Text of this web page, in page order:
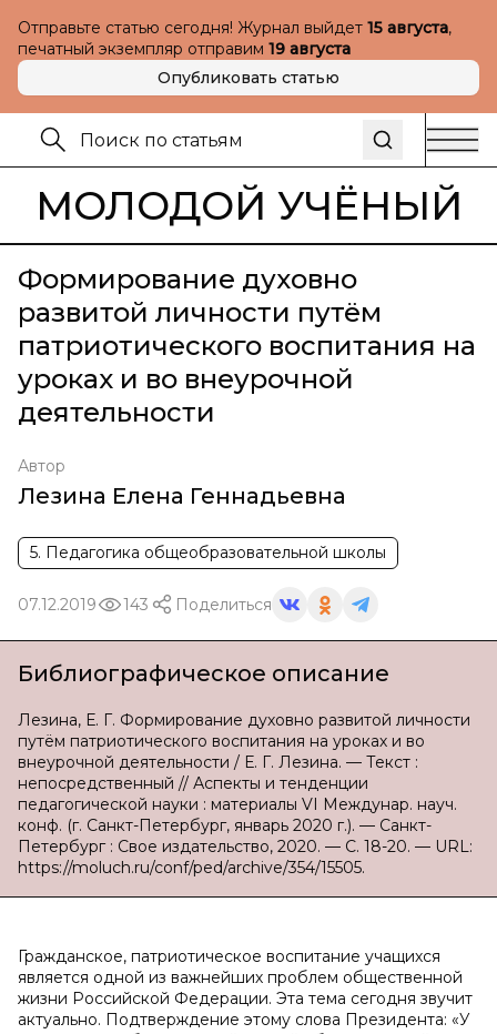
Отправьте статью сегодня! Журнал выйдет 15 августа,
печатный экземпляр отправим 19 августа
Опубликовать статью
МОЛОДОЙ УЧЁНЫЙ
Формирование духовно
развитой личности путём
патриотического воспитания на
уроках и во внеурочной
деятельности
Автор
Лезина Елена Геннадьевна
5. Педагогика общеобразовательной школы
07.12.2019 143 Поделиться
Библиографическое описание
Лезина, Е. Г. Формирование духовно развитой личности
путём патриотического воспитания на уроках и во
внеурочной деятельности / Е. Г. Лезина. — Текст :
непосредственный // Аспекты и тенденции
педагогической науки : материалы VI Междунар. науч.
конф. (г. Санкт-Петербург, январь 2020 г.). — Санкт-
Петербург : Свое издательство, 2020. — С. 18-20. — URL:
https://moluch.ru/conf/ped/archive/354/15505.
Гражданское, патриотическое воспитание учащихся
является одной из важнейших проблем общественной
жизни Российской Федерации. Эта тема сегодня звучит
актуально. Подтверждение этому слова Президента: «У